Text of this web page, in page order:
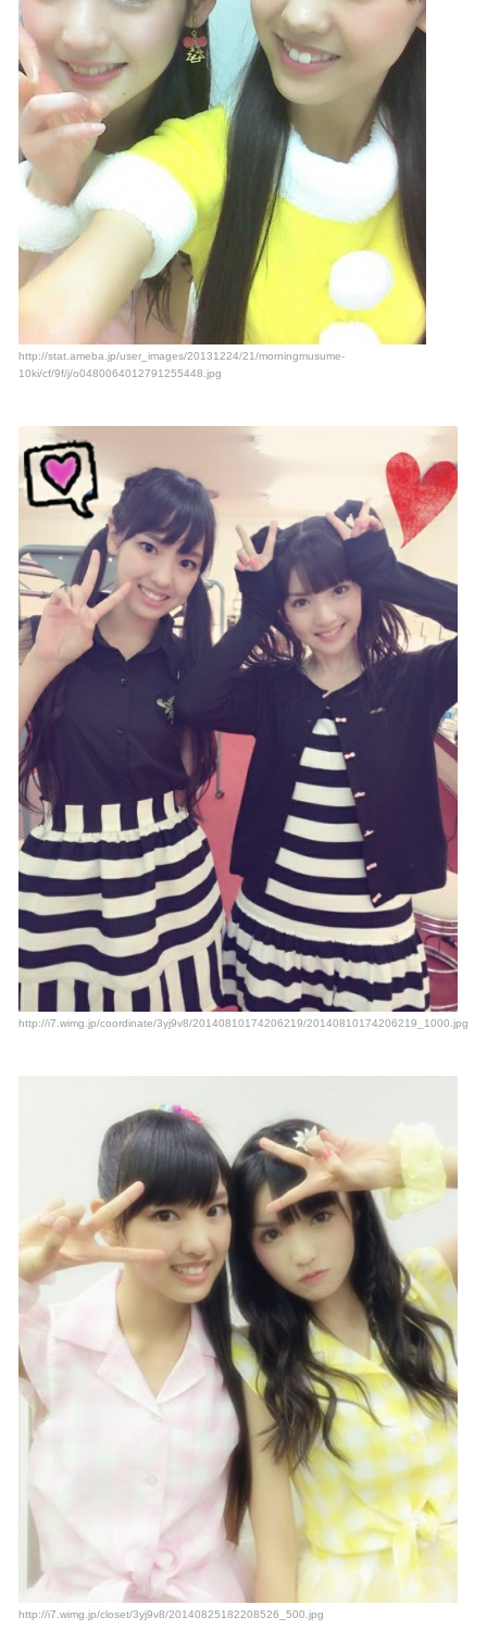
http://stat.ameba.jp/user_images/20131224/21/morningmusume-
10ki/cf/9f/j/o0480064012791255448.jpg
http://i7.wimg.jp/coordinate/3yj9v8/20140810174206219/20140810174206219_1000.jpg
http://i7.wimg.jp/closet/3yj9v8/20140825182208526_500.jpg